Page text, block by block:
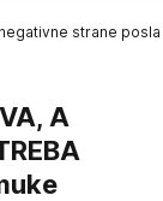
strane
A